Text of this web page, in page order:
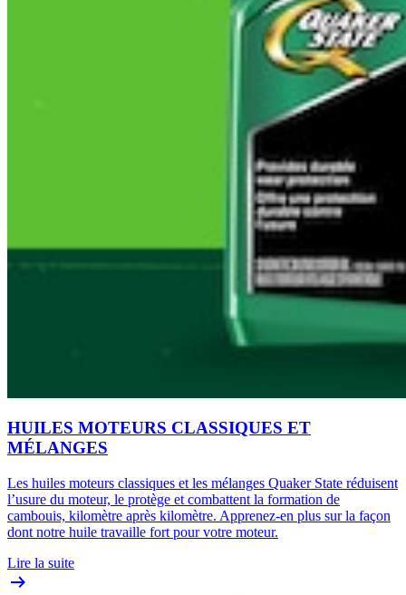
HUILES MOTEURS CLASSIQUES ET
MÉLANGES
Les huiles moteurs classiques et les mélanges Quaker State réduisent
l’usure du moteur, le protège et combattent la formation de
cambouis, kilomètre après kilomètre. Apprenez-en plus sur la façon
dont notre huile travaille fort pour votre moteur.
Lire la suite